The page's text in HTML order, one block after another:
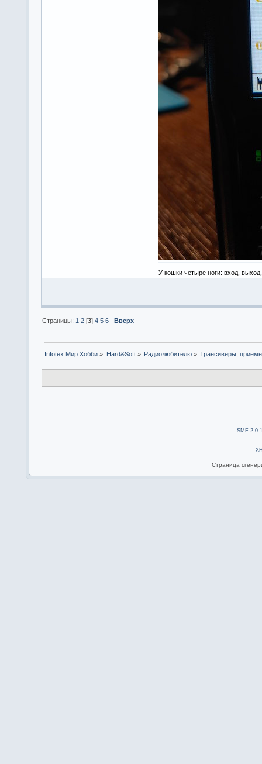
У кошки четыре ноги: вход,
Страницы: 1 2 [3]4 5 6 Вверх
Infotex Мир Хобби » Hard&Soft» Радиолюбителю» Трансиверы,
SMF
Страница